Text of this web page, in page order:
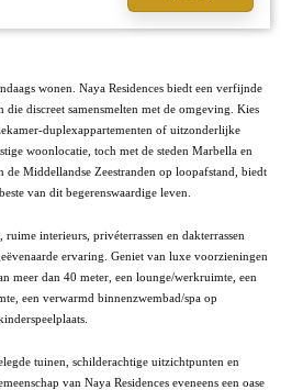
wonen. Naya Residences biedt een verfijnde
die discreet samensmelten met de omgeving. Kies
duplexappartementen of uitzonderlijke
woonlocatie, toch met de steden Marbella en
de Middellandse Zeestranden op loopafstand, biedt
van dit begerenswaardige leven.
interieurs, privéterrassen en dakterrassen
ervaring. Geniet van luxe voorzieningen
meer dan 40 meter, een lounge/werkruimte, een
een verwarmd binnenzwembad/spa op
tuinen, schilderachtige uitzichtpunten en
van Naya Residences eveneens een oase